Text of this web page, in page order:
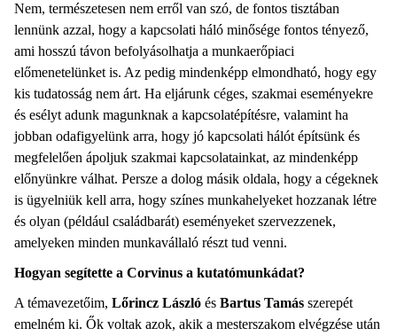
Nem, természetesen nem erről van szó, de fontos tisztában
lennünk azzal, hogy a kapcsolati háló minősége fontos tényező,
ami hosszú távon befolyásolhatja a munkaerőpiaci
előmenetelünket is. Az pedig mindenképp elmondható, hogy egy
kis tudatosság nem árt. Ha eljárunk céges, szakmai eseményekre
és esélyt adunk magunknak a kapcsolatépítésre, valamint ha
jobban odafigyelünk arra, hogy jó kapcsolati hálót építsünk és
megfelelően ápoljuk szakmai kapcsolatainkat, az mindenképp
előnyünkre válhat. Persze a dolog másik oldala, hogy a cégeknek
is ügyelniük kell arra, hogy színes munkahelyeket hozzanak létre
és olyan (például családbarát) eseményeket szervezzenek,
amelyeken minden munkavállaló részt tud venni.
Hogyan segítette a Corvinus a kutatómunkádat?
A témavezetőim, Lőrincz László és Bartus Tamás szerepét
emelném ki. Ők voltak azok, akik a mesterszakom elvégzése után